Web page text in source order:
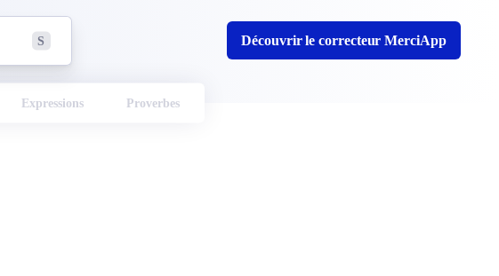
S Découvrir le correcteur MerciApp
Expressions Proverbes